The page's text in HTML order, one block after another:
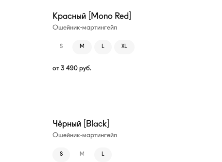
Красный [Mono Red]
Ошейник-мартингейл
S M L XL
от 3 490 руб.
Чёрный [Black]
Ошейник-мартингейл
S M L